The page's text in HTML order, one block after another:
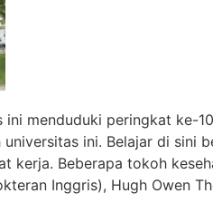
menduduki peringkat ke-
ini. Belajar di
kerja. Beberapa tokoh
Inggris), Hugh Owen